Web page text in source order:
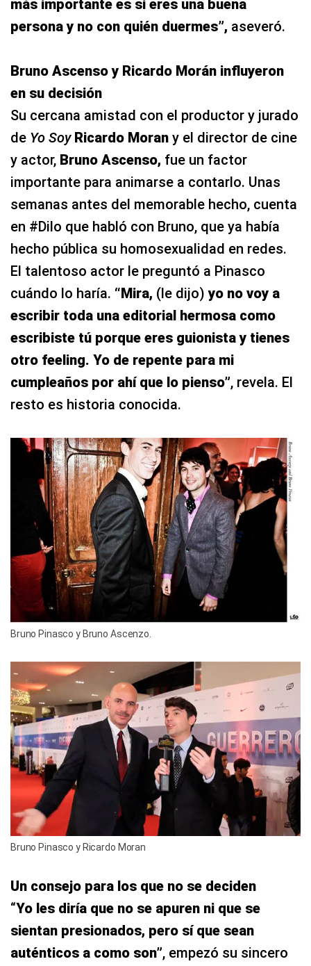
más importante es si eres una buena
persona y no con quién duermes”, aseveró.
Bruno Ascenso y Ricardo Morán influyeron
en su decisión
Su cercana amistad con el productor y jurado
de Yo Soy Ricardo Moran y el director de cine
y actor, Bruno Ascenso, fue un factor
importante para animarse a contarlo. Unas
semanas antes del memorable hecho, cuenta
en #Dilo que habló con Bruno, que ya había
hecho pública su homosexualidad en redes.
El talentoso actor le preguntó a Pinasco
cuándo lo haría. “Mira, (le dijo)yo no voy a
escribir toda una editorial hermosa como
escribiste tú porque eres guionista y tienes
otro feeling. Yo de repente para mi
cumpleaños por ahí que lo pienso”, revela. El
resto es historia conocida.
Bruno Pinasco y Bruno Ascenzo.
Bruno Pinasco y Ricardo Moran
Un consejo para los que no se deciden
“Yo les diría que no se apuren ni que se
sientan presionados, pero sí que sean
auténticos a como son”, empezó su sincero